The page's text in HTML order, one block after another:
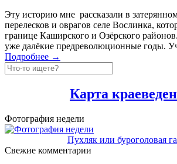
Эту историю мне рассказали в
перелесков и оврагов селе Вослинка,
границе Каширского и Озёрского
уже далёкие предреволюционные годы.
Подробнее →
Карта
Фотография недели
Пухляк или буроголовая
Свежие комментарии